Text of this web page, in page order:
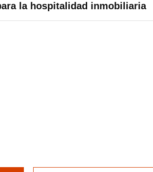
la hospitalidad inmobiliaria